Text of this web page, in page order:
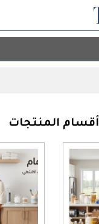
أقسام المنتجات